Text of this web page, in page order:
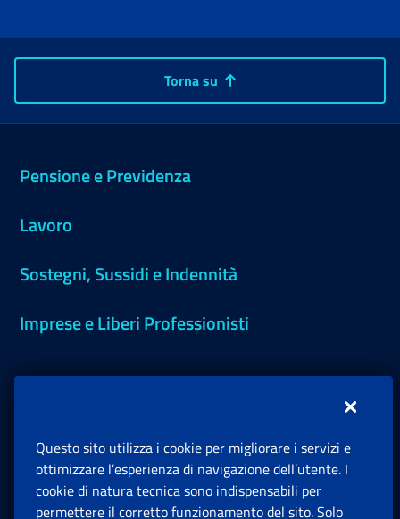
Torna su
Pensione e Previdenza
Lavoro
Sostegni, Sussidi e Indennità
Imprese e Liberi Professionisti
Dichiarazione accessibilità
Patto con l'utenza
Questo sito utilizza i cookie per migliorare i servizi e
ottimizzare l’esperienza di navigazione dell’utente. I
cookie di natura tecnica sono indispensabili per
permettere il corretto funzionamento del sito. Solo